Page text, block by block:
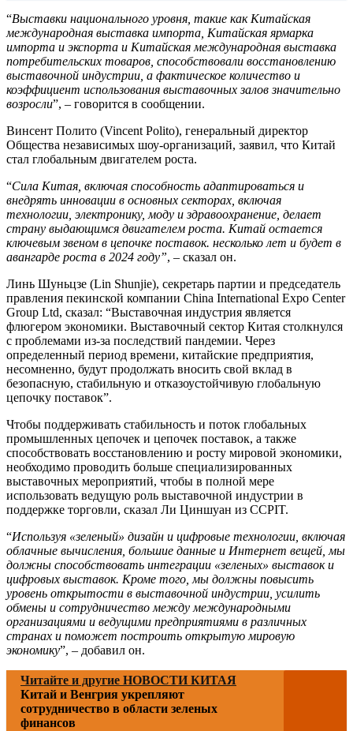
“Выставки национального уровня, такие как Китайская
международная выставка импорта, Китайская ярмарка
импорта и экспорта и Китайская международная выставка
потребительских товаров, способствовали восстановлению
выставочной индустрии, а фактическое количество и
коэффициент использования выставочных залов значительно
возросли”, – говорится в сообщении.
Винсент Полито (Vincent Polito), генеральный директор
Общества независимых шоу-организаций, заявил, что Китай
стал глобальным двигателем роста.
“Сила Китая, включая способность адаптироваться и
внедрять инновации в основных секторах, включая
технологии, электронику, моду и здравоохранение, делает
страну выдающимся двигателем роста. Китай остается
ключевым звеном в цепочке поставок. несколько лет и будет в
авангарде роста в 2024 году”, – сказал он.
Линь Шуньцзе (Lin Shunjie), секретарь партии и председатель
правления пекинской компании China International Expo Center
Group Ltd, сказал: “Выставочная индустрия является
флюгером экономики. Выставочный сектор Китая столкнулся
с проблемами из-за последствий пандемии. Через
определенный период времени, китайские предприятия,
несомненно, будут продолжать вносить свой вклад в
безопасную, стабильную и отказоустойчивую глобальную
цепочку поставок”.
Чтобы поддерживать стабильность и поток глобальных
промышленных цепочек и цепочек поставок, а также
способствовать восстановлению и росту мировой экономики,
необходимо проводить больше специализированных
выставочных мероприятий, чтобы в полной мере
использовать ведущую роль выставочной индустрии в
поддержке торговли, сказал Ли Циншуан из CCPIT.
“Используя «зеленый» дизайн и цифровые технологии, включая
облачные вычисления, большие данные и Интернет вещей, мы
должны способствовать интеграции «зеленых» выставок и
цифровых выставок. Кроме того, мы должны повысить
уровень открытости в выставочной индустрии, усилить
обмены и сотрудничество между международными
организациями и ведущими предприятиями в различных
странах и поможет построить открытую мировую
экономику”, – добавил он.
Читайте и другие НОВОСТИ КИТАЯ
Китай и Венгрия укрепляют
сотрудничество в области зеленых
финансов